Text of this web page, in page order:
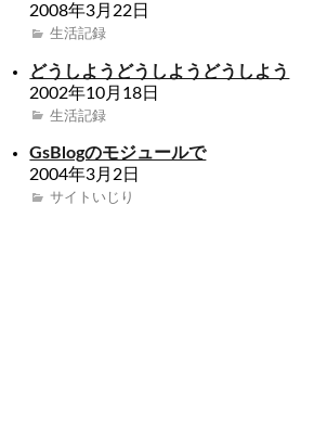
2008年3月22日
生活記録
どうしようどうしようどうしよう
2002年10月18日
生活記録
GsBlogのモジュールで
2004年3月2日
サイトいじり